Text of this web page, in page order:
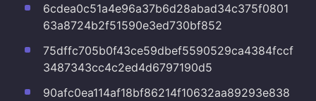
6cdea0c51a4e96a37b6d28abad34c375f0801
63a8724b2f51590e3ed730bf852
75dffc705b0f43ce59dbef5590529ca4384fccf
3487343cc4c2ed4d6797190d5
90afc0ea114af18bf86214f10632aa89293e838